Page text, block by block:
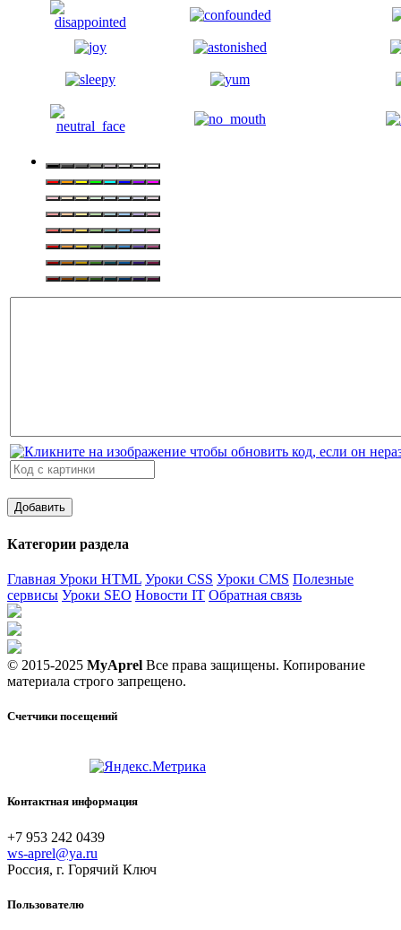
Категории раздела
Главная Уроки HTML Уроки CSS Уроки CMS Полезные
сервисы Уроки SEO Новости IT Обратная связь
© 2015-2025 MyAprel Все права защищены. Копирование
материала строго запрещено.
Счетчики посещений
Контактная информация
+7 953 242 0439
ws-aprel@ya.ru
Россия, г. Горячий Ключ
Пользователю